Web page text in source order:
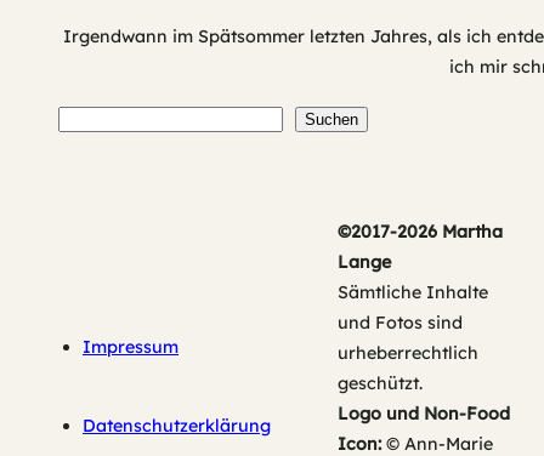
Irgendwann im Spätsommer letzten Jahres, als ich
ich mir
Suchen
Impressum
Datenschutzerklärung
©2017-2026 Martha
Lange
Sämtliche Inhalte
und Fotos sind
urheberrechtlich
geschützt.
Logo und Non-Food
Icon:© Ann-Marie